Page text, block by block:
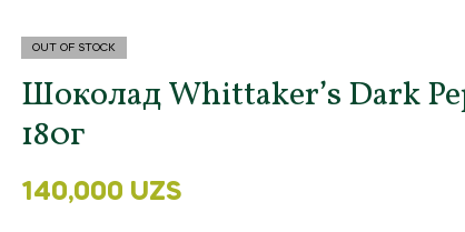
OUT OF STOCK
Шоколад Whittaker’s Dark
180г
140,000 UZS